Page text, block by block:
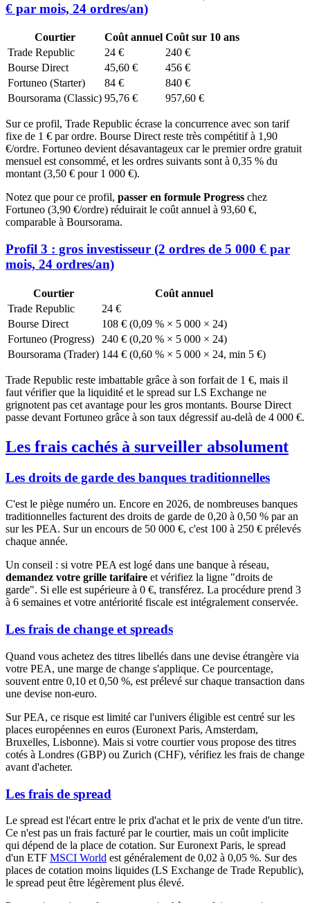
€ par mois, 24 ordres/an)
Courtier Coût annuel Coût sur 10 ans
Trade Republic
24 €
240 €
Bourse Direct
45,60 €
456 €
Fortuneo (Starter)
84 €
840 €
Boursorama (Classic) 95,76 € 957,60 €
Sur ce profil, Trade Republic écrase la concurrence avec son tarif
fixe de 1 € par ordre. Bourse Direct reste très compétitif à 1,90
€/ordre. Fortuneo devient désavantageux car le premier ordre gratuit
mensuel est consommé, et les ordres suivants sont à 0,35 % du
montant (3,50 € pour 1 000 €).
Notez que pour ce profil, passer en formule Progress chez
Fortuneo (3,90 €/ordre) réduirait le coût annuel à 93,60 €,
comparable à Boursorama.
Profil 3 : gros investisseur (2 ordres de 5 000 € par
mois, 24 ordres/an)
Courtier
Coût annuel
Trade Republic
24 €
Bourse Direct
108 € (0,09 % × 5 000 × 24)
Fortuneo (Progress)
240 € (0,20 % × 5 000 × 24)
Boursorama (Trader) 144 € (0,60 % × 5 000 × 24, min 5 €)
Trade Republic reste imbattable grâce à son forfait de 1 €, mais il
faut vérifier que la liquidité et le spread sur LS Exchange ne
grignotent pas cet avantage pour les gros montants. Bourse Direct
passe devant Fortuneo grâce à son taux dégressif au-delà de 4 000 €.
Les frais cachés à surveiller absolument
Les droits de garde des banques traditionnelles
C'est le piège numéro un. Encore en 2026, de nombreuses banques
traditionnelles facturent des droits de garde de 0,20 à 0,50 % par an
sur les PEA. Sur un encours de 50 000 €, c'est 100 à 250 € prélevés
chaque année.
Un conseil : si votre PEA est logé dans une banque à réseau,
demandez votre grille tarifaire et vérifiez la ligne "droits de
garde". Si elle est supérieure à 0 €, transférez. La procédure prend 3
à 6 semaines et votre antériorité fiscale est intégralement conservée.
Les frais de change et spreads
Quand vous achetez des titres libellés dans une devise étrangère via
votre PEA, une marge de change s'applique. Ce pourcentage,
souvent entre 0,10 et 0,50 %, est prélevé sur chaque transaction dans
une devise non-euro.
Sur PEA, ce risque est limité car l'univers éligible est centré sur les
places européennes en euros (Euronext Paris, Amsterdam,
Bruxelles, Lisbonne). Mais si votre courtier vous propose des titres
cotés à Londres (GBP) ou Zurich (CHF), vérifiez les frais de change
avant d'acheter.
Les frais de spread
Le spread est l'écart entre le prix d'achat et le prix de vente d'un titre.
Ce n'est pas un frais facturé par le courtier, mais un coût implicite
qui dépend de la place de cotation. Sur Euronext Paris, le spread
d'un ETF MSCI World est généralement de 0,02 à 0,05 %. Sur des
places de cotation moins liquides (LS Exchange de Trade Republic),
le spread peut être légèrement plus élevé.